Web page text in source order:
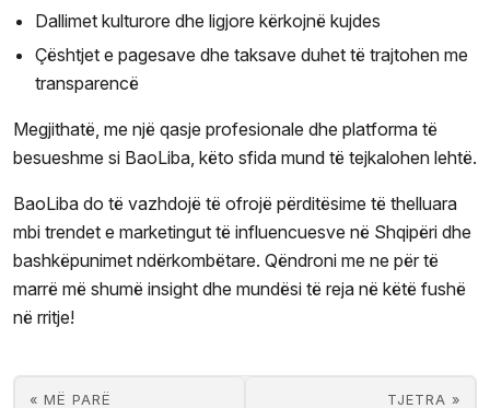
Dallimet kulturore dhe ligjore kërkojnë kujdes
Çështjet e pagesave dhe taksave duhet të trajtohen me
transparencë
Megjithatë, me një qasje profesionale dhe platforma të
besueshme si BaoLiba, këto sfida mund të tejkalohen lehtë.
BaoLiba do të vazhdojë të ofrojë përditësime të thelluara
mbi trendet e marketingut të influencuesve në Shqipëri dhe
bashkëpunimet ndërkombëtare. Qëndroni me ne për të
marrë më shumë insight dhe mundësi të reja në këtë fushë
në rritje!
« MË PARË TJETRA »